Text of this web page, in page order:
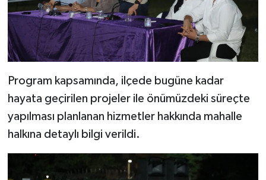
Program kapsamında, ilçede bugüne kadar
hayata geçirilen projeler ile önümüzdeki süreçte
yapılması planlanan hizmetler hakkında mahalle
halkına detaylı bilgi verildi.